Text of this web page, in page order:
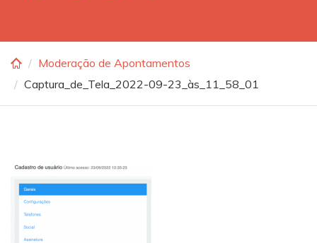
Moderação de Apontamentos
Captura_de_Tela_2022-09-23_às_11_58_01